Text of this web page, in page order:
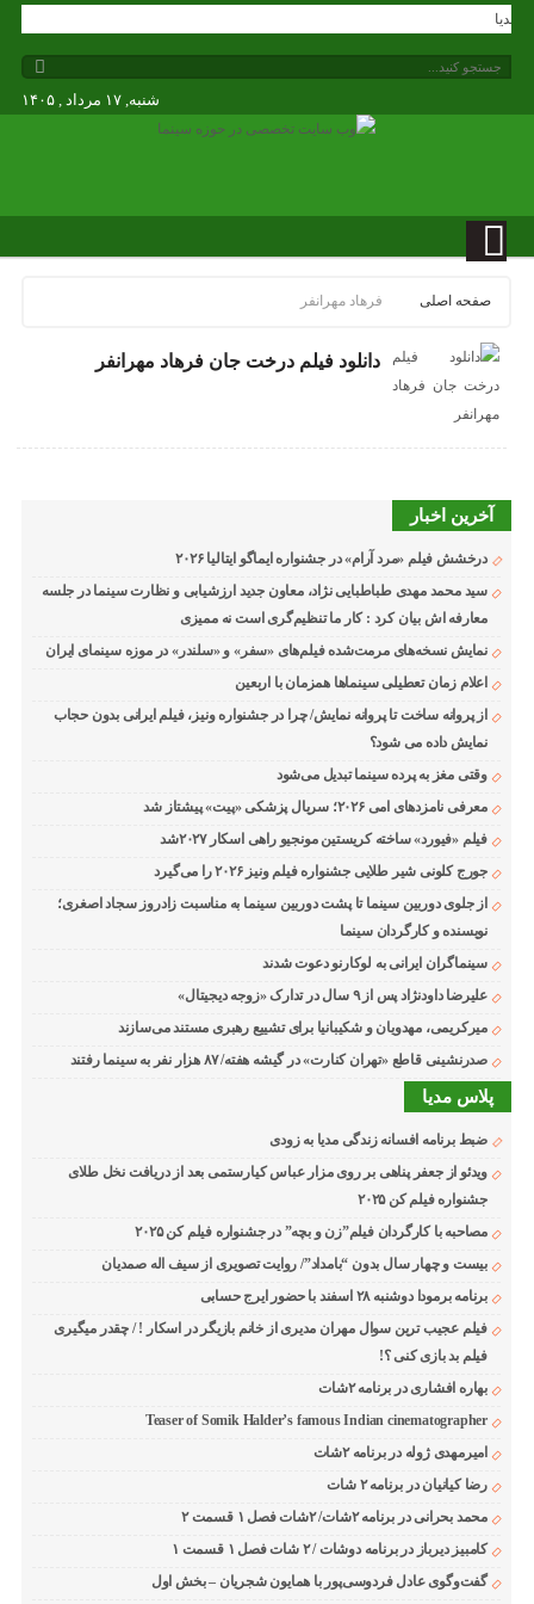
مدیا
شنبه, ۱۷ مرداد , ۱۴۰۵
صفحه اصلی فرهاد مهرانفر
دانلود فیلم درخت جان فرهاد مهرانفر
آخرین اخبار
درخشش فیلم «مرد آرام» در جشنواره ایماگو ایتالیا ۲۰۲۶
سید محمد مهدی طباطبایی نژاد، معاون جدید ارزشیابی و نظارت سینما در جلسه
معارفه اش بیان کرد : کار ما تنظیم‌گری است نه ممیزی
نمایش نسخه‌های مرمت‌شده فیلم‌های «سفر» و «سلندر» در موزه سینمای ایران
اعلام زمان تعطیلی سینماها همزمان با اربعین
از پروانه ساخت تا پروانه نمایش/ چرا در جشنواره ونیز، فیلم ایرانی بدون حجاب
نمایش داده می شود؟
وقتی مغز به پرده سینما تبدیل می‌شود
معرفی نامزدهای امی ۲۰۲۶؛ سریال پزشکی «پیت» پیشتاز شد
فیلم «فیورد» ساخته کریستین مونجیو راهی اسکار ۲۰۲۷شد
جورج کلونی شیر طلایی جشنواره فیلم ونیز ۲۰۲۶ را می‌گیرد
از جلوی دوربین سینما تا پشت دوربین سینما به مناسبت زادروز سجاد اصغری؛
نویسنده و کارگردان سینما
سینماگران ایرانی به لوکارنو دعوت شدند
علیرضا داودنژاد پس از ۹ سال در تدارک «زوجه دیجیتال»
میرکریمی، مهدویان و شکیبانیا برای تشییع رهبری مستند می‌سازند
صدرنشینی قاطع «تهران کنارت» در گیشه هفته/ ۸۷ هزار نفر به سینما رفتند
پلاس مدیا
ضبط برنامه افسانه زندگی مدیا به زودی
ویدئو از جعفر پناهی بر روی مزار عباس کیارستمی بعد از دریافت نخل طلای
جشنواره فیلم کن ۲۰۲۵
مصاحبه با کارگردان فیلم”زن و بچه” در جشنواره فیلم کن ۲۰۲۵
بیست و چهار سال بدون “بامداد”/ روایت تصویری از سیف اله صمدیان
برنامه برمودا دوشنبه ۲۸ اسفند با حضور ایرج حسابی
فیلم عجیب ترین سوال مهران مدیری از خانم بازیگر در اسکار ! / چقدر میگیری
فیلم بد بازی کنی ؟!
بهاره افشاری در برنامه ۲شات
Teaser of Somik Halder’s famous Indian cinematographer
امیرمهدی ژوله در برنامه ۲شات
رضا کیانیان در برنامه ۲ شات
محمد بحرانی در برنامه ۲شات/ ۲شات فصل ۱ قسمت ۲
کامبیز دیرباز در برنامه دوشات / ۲ شات فصل ۱ قسمت ۱
گفت‌وگوی عادل فردوسی‌پور با همایون شجریان – بخش اول